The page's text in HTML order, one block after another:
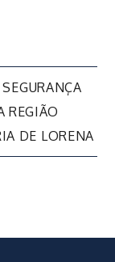
REGIÃO
DE LORENA